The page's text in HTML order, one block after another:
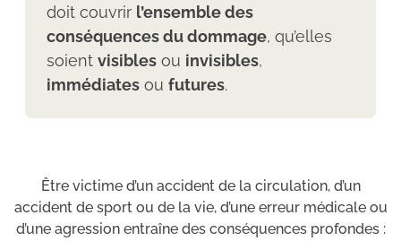
doit couvrir l’ensemble des
conséquences du dommage, qu’elles
soient visibles ou invisibles,
immédiates ou futures.
Être victime d’un accident de la circulation, d’un
accident de sport ou de la vie, d’une erreur médicale ou
d’une agression entraîne des conséquences profondes :